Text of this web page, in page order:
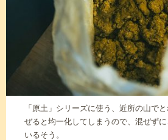
「原土」シリーズに使う、近所の山で
ぜると均一化してしまうので、混ぜず
いるそう。